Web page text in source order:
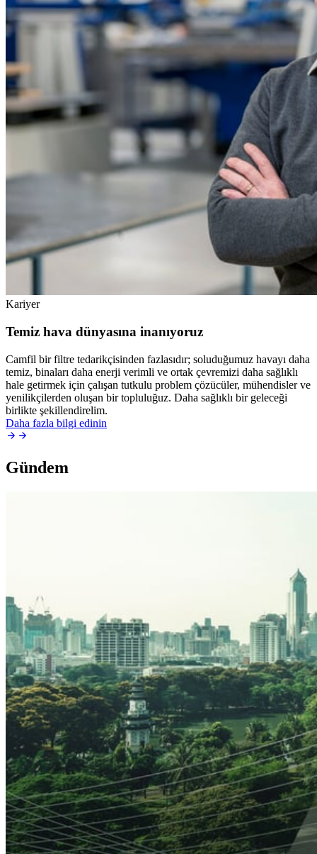
Kariyer
Temiz hava dünyasına inanıyoruz
Camfil bir filtre tedarikçisinden fazlasıdır; soluduğumuz havayı daha
temiz, binaları daha enerji verimli ve ortak çevremizi daha sağlıklı
hale getirmek için çalışan tutkulu problem çözücüler, mühendisler ve
yenilikçilerden oluşan bir topluluğuz. Daha sağlıklı bir geleceği
birlikte şekillendirelim.
Daha fazla bilgi edinin
Gündem